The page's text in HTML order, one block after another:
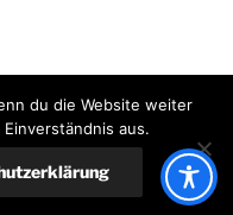
du die Website weiter
aus.